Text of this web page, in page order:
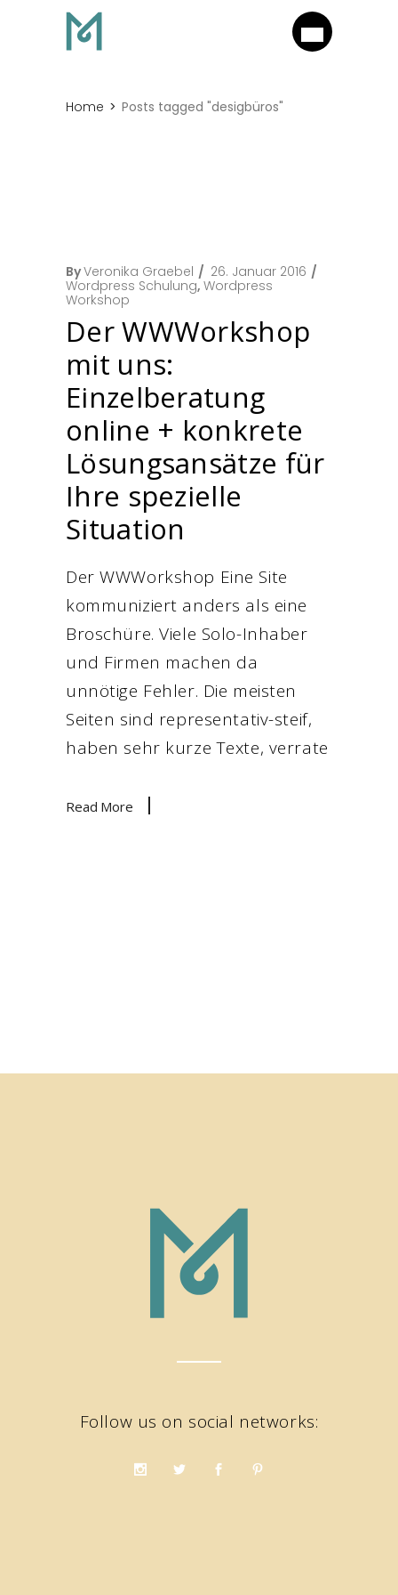
Home Posts tagged "desigbüros"
ByVeronika Graebel
26. Januar 2016
Wordpress Schulung, Wordpress
Workshop
Der WWWorkshop
mit uns:
Einzelberatung
online + konkrete
Lösungsansätze für
Ihre spezielle
Situation
Der WWWorkshop Eine Site
kommuniziert anders als eine
Broschüre. Viele Solo-Inhaber
und Firmen machen da
unnötige Fehler. Die meisten
Seiten sind representativ-steif,
haben sehr kurze Texte, verrate
Read More
Follow us on social networks: